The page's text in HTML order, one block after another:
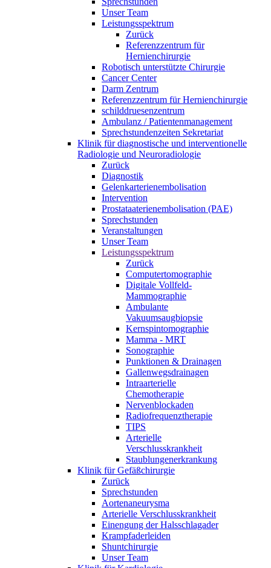
Unser Team
Leistungsspektrum
Zurück
Referenzzentrum für
Hernienchirurgie
Robotisch unterstützte Chirurgie
Cancer Center
Darm Zentrum
Referenzzentrum für Hernienchirurgie
schilddruesenzentrum
Ambulanz / Patientenmanagement
Sprechstundenzeiten Sekretariat
Klinik für diagnostische und interventionelle
Radiologie und Neuroradiologie
Zurück
Diagnostik
Gelenkarterienembolisation
Intervention
Prostataaterienembolisation (PAE)
Sprechstunden
Veranstaltungen
Unser Team
Leistungsspektrum
Zurück
Computertomographie
Digitale Vollfeld-
Mammographie
Ambulante
Vakuumsaugbiopsie
Kernspintomographie
Mamma - MRT
Sonographie
Punktionen & Drainagen
Gallenwegsdrainagen
Intraarterielle
Chemotherapie
Nervenblockaden
Radiofrequenztherapie
TIPS
Arterielle
Verschlusskrankheit
Staublungenerkrankung
Klinik für Gefäßchirurgie
Zurück
Sprechstunden
Aortenaneurysma
Arterielle Verschlusskrankheit
Einengung der Halsschlagader
Krampfaderleiden
Shuntchirurgie
Unser Team